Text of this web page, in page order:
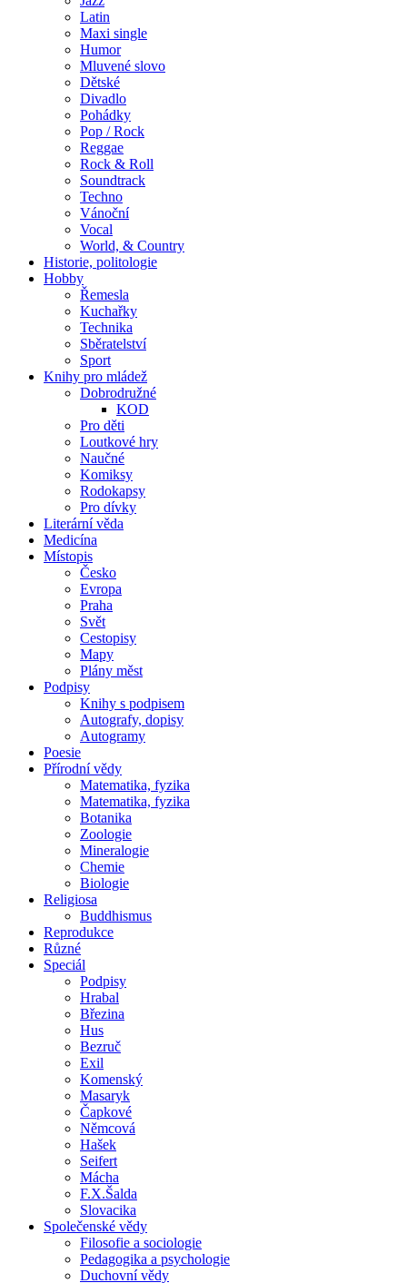
Latin
Maxi single
Humor
Mluvené slovo
Dětské
Divadlo
Pohádky
Pop / Rock
Reggae
Rock & Roll
Soundtrack
Techno
Vánoční
Vocal
World, & Country
Historie, politologie
Hobby
Řemesla
Kuchařky
Technika
Sběratelství
Sport
Knihy pro mládež
Dobrodružné
KOD
Pro děti
Loutkové hry
Naučné
Komiksy
Rodokapsy
Pro dívky
Literární věda
Medicína
Místopis
Česko
Evropa
Praha
Svět
Cestopisy
Mapy
Plány měst
Podpisy
Knihy s podpisem
Autografy, dopisy
Autogramy
Poesie
Přírodní vědy
Matematika, fyzika
Matematika, fyzika
Botanika
Zoologie
Mineralogie
Chemie
Biologie
Religiosa
Buddhismus
Reprodukce
Různé
Speciál
Podpisy
Hrabal
Březina
Hus
Bezruč
Exil
Komenský
Masaryk
Čapkové
Němcová
Hašek
Seifert
Mácha
F.X.Šalda
Slovacika
Společenské vědy
Filosofie a sociologie
Pedagogika a psychologie
Duchovní vědy